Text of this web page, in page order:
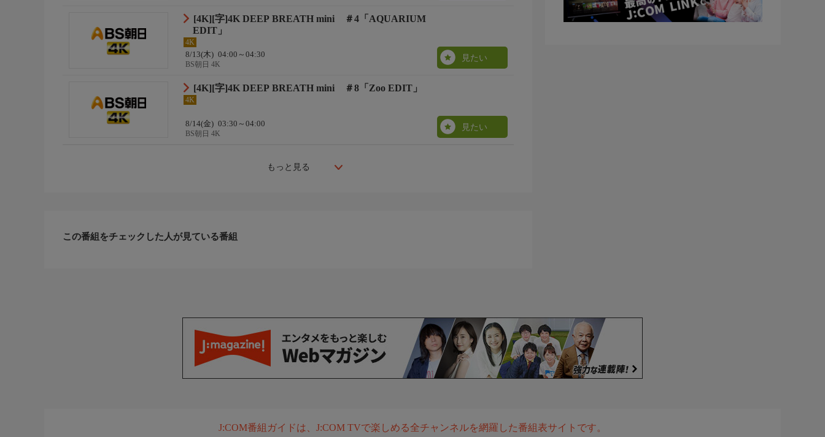
[4K][字]4K DEEP BREATH mini ＃4「AQUARIUM
EDIT」
4K
8/13(木) 04:00～04:30
BS朝日 4K
見たい
[4K][字]4K DEEP BREATH mini ＃8「Zoo EDIT」
4K
8/14(金) 03:30～04:00
BS朝日 4K
見たい
もっと見る
この番組をチェックした人が見ている番組
J:COM番組ガイドは、J:COM TVで楽しめる全チャンネルを網羅した番組表サイトです。